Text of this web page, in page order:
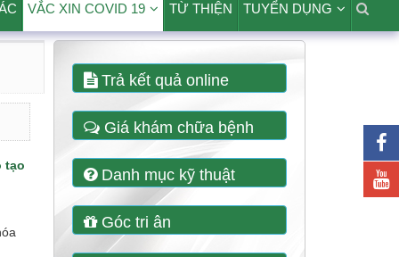
VẮC XIN COVID 19 TỪ THIỆN TUYỂN DỤNG
tạo
Trả kết quả online
Giá khám chữa bệnh
Danh mục kỹ thuật
Góc tri ân